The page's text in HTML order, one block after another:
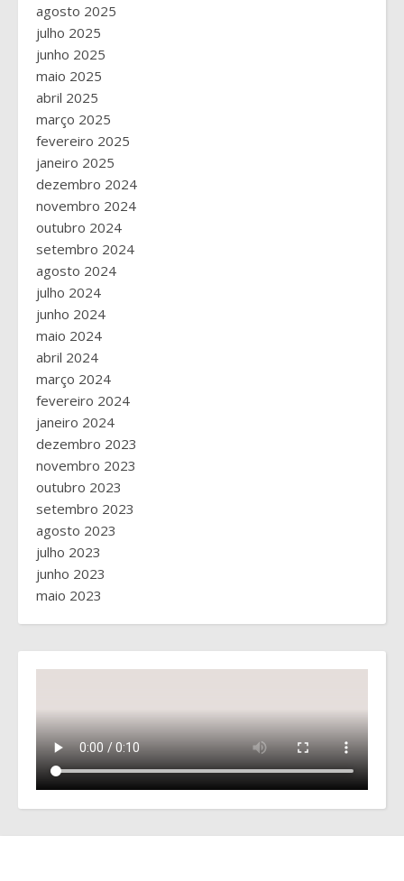
agosto 2025
julho 2025
junho 2025
maio 2025
abril 2025
março 2025
fevereiro 2025
janeiro 2025
dezembro 2024
novembro 2024
outubro 2024
setembro 2024
agosto 2024
julho 2024
junho 2024
maio 2024
abril 2024
março 2024
fevereiro 2024
janeiro 2024
dezembro 2023
novembro 2023
outubro 2023
setembro 2023
agosto 2023
julho 2023
junho 2023
maio 2023